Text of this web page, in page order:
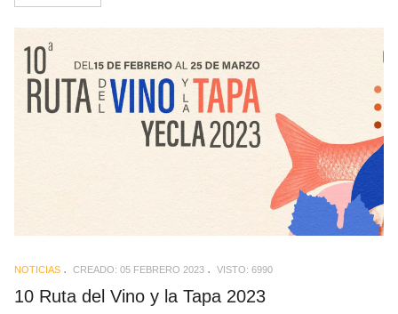
NOTICIAS CREADO: 05 FEBRERO 2023 VISTO: 6990
10 Ruta del Vino y la Tapa 2023